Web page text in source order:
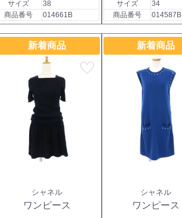
サイズ
38
商品番号
014661B
サイズ
34
商品番号
014587B
新着商品
favorite
シャネル
ワンピース
新着商品
シャネル
ワンピース